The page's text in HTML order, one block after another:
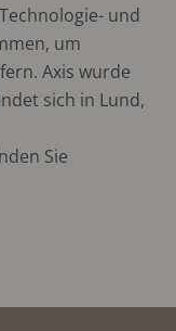
und
um
Axis wurde
sich in Lund,
Sie